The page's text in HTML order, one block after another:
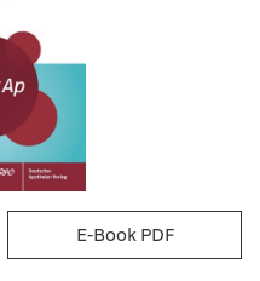
E-Book PDF